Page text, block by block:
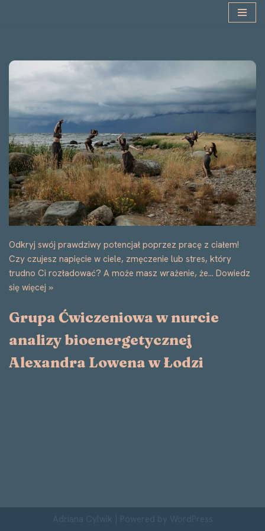
treści
Odkryj swój prawdziwy potencjał poprzez pracę z ciałem!
Czy czujesz napięcie w ciele, zmęczenie lub stres, który
trudno Ci rozładować? A może masz wrażenie, że… Dowiedz
się więcej »
Grupa Ćwiczeniowa w nurcie
analizy bioenergetycznej
Alexandra Lowena w Łodzi
Adriana Cylwik | Powered by WordPress